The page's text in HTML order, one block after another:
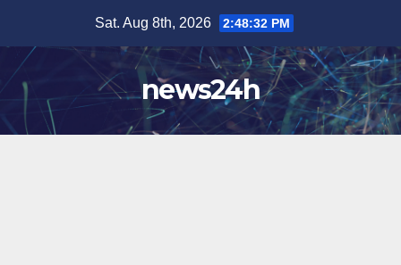
content
Sat. Aug 8th, 2026 2:48:35 PM
news24h